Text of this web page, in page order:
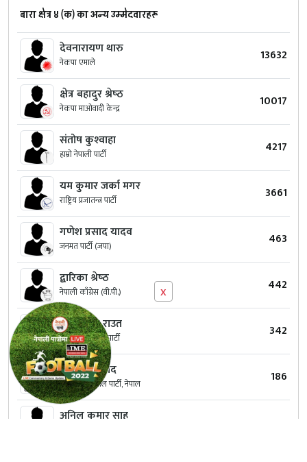
बारा क्षेत्र ४ (क) का अन्य उम्मेदवारहरू
देवनारायण थारु
नेकपा एमाले 13632
क्षेत्र बहादुर श्रेष्‍ठ
नेकपा माओवादी केन्द्र 10017
संतोष कुश्‍वाहा
हाम्रो नेपाली पार्टी 4217
यम कुमार जर्का मगर
राष्ट्रिय प्रजातन्त्र पार्टी 3661
गणेश प्रसाद यादव
जनमत पार्टी (जपा) 463
द्बारिका श्रेष्‍ठ
नेपाली काँग्रेस (वी.पी.) 442
नन्‍दा लाल राउत
नागरिक उन्मुक्ति पार्टी 342
मारकन्डे प्रसाद
जनता प्रगतिशिल पार्टी, नेपाल 186
अनिल कुमार साह
x